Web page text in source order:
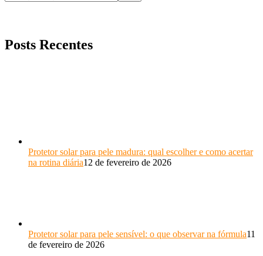
Posts Recentes
Protetor solar para pele madura: qual escolher e como acertar
na rotina diária12 de fevereiro de 2026
Protetor solar para pele sensível: o que observar na fórmula11
de fevereiro de 2026